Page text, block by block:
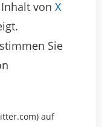
von X
Sie
auf